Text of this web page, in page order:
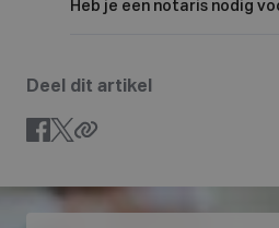
Heb je een notaris nodig
Deel dit artikel